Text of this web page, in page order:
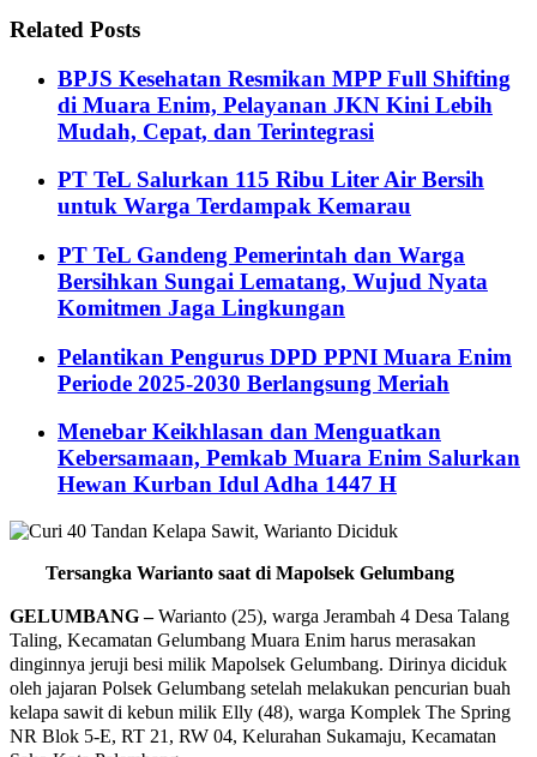
Related Posts
BPJS Kesehatan Resmikan MPP Full Shifting
di Muara Enim, Pelayanan JKN Kini Lebih
Mudah, Cepat, dan Terintegrasi
PT TeL Salurkan 115 Ribu Liter Air Bersih
untuk Warga Terdampak Kemarau
PT TeL Gandeng Pemerintah dan Warga
Bersihkan Sungai Lematang, Wujud Nyata
Komitmen Jaga Lingkungan
Pelantikan Pengurus DPD PPNI Muara Enim
Periode 2025-2030 Berlangsung Meriah
Menebar Keikhlasan dan Menguatkan
Kebersamaan, Pemkab Muara Enim Salurkan
Hewan Kurban Idul Adha 1447 H
Tersangka Warianto saat di Mapolsek Gelumbang
GELUMBANG –Warianto (25), warga Jerambah 4 Desa Talang
Taling, Kecamatan Gelumbang Muara Enim harus merasakan
dinginnya jeruji besi milik Mapolsek Gelumbang. Dirinya diciduk
oleh jajaran Polsek Gelumbang setelah melakukan pencurian buah
kelapa sawit di kebun milik Elly (48), warga Komplek The Spring
NR Blok 5-E, RT 21, RW 04, Kelurahan Sukamaju, Kecamatan